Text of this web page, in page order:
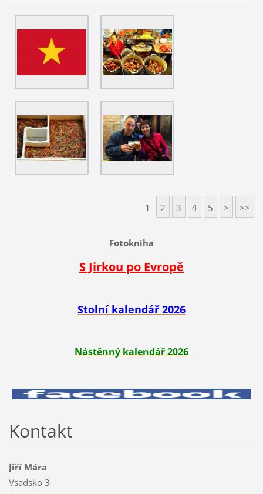
1 2 3 4 5 > >>
Fotokniha
S Jirkou po Evropě
Stolní kalendář 2026
Nástěnný kalendář 2026
Kontakt
Jiří Mára
Vsadsko 3